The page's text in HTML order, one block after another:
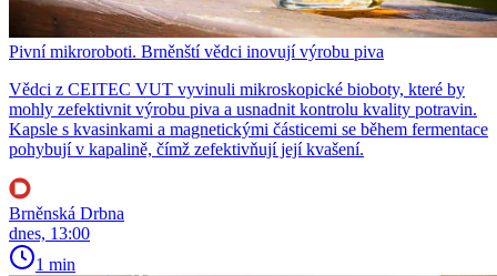
Pivní mikroroboti. Brněnští vědci inovují výrobu piva
Vědci z CEITEC VUT vyvinuli mikroskopické bioboty, které by
mohly zefektivnit výrobu piva a usnadnit kontrolu kvality potravin.
Kapsle s kvasinkami a magnetickými částicemi se během fermentace
pohybují v kapalině, čímž zefektivňují její kvašení.
Brněnská Drbna
dnes, 13:00
1 min